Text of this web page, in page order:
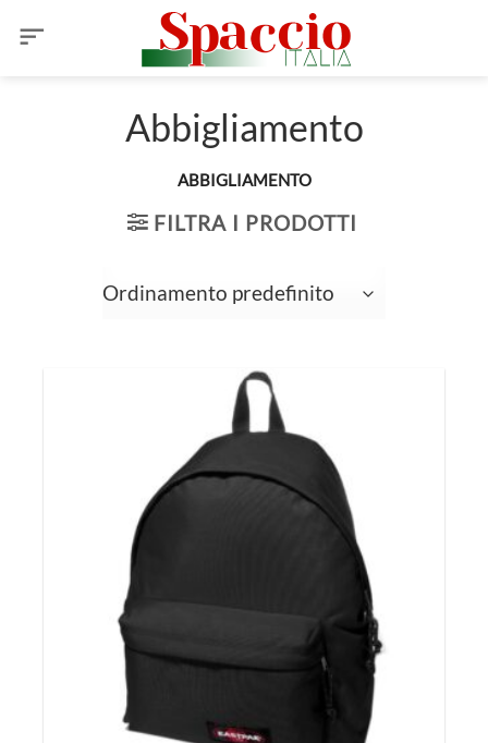
Abbigliamento
ABBIGLIAMENTO
FILTRA I PRODOTTI